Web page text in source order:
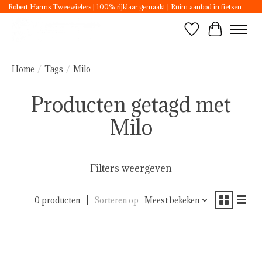
Robert Harms Tweewielers | 100% rijklaar gemaakt | Ruim aanbod in fietsen
Verlanglijst
Home / Tags / Milo
Producten getagd met
Milo
Filters weergeven
0 producten Sorteren op Meest bekeken